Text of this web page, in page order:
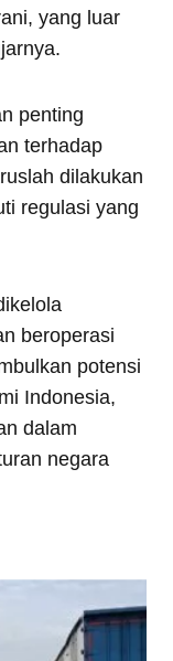
yang luar
penting
terhadap
dilakukan
regulasi yang
beroperasi
potensi
Indonesia,
dalam
negara